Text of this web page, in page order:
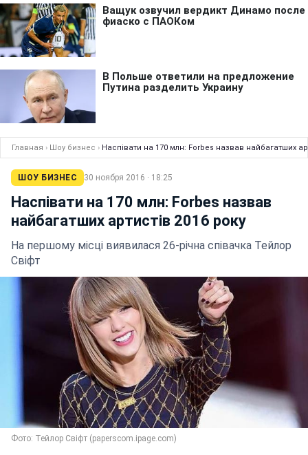
Главная › Шоу бизнес › Наспівати на 170 млн: Forbes назвав найбагатших
ШОУ БИЗНЕС 30 ноября 2016 · 18:25
Наспівати на 170 млн: Forbes назвав
найбагатших артистів 2016 року
На першому місці виявилася 26-річна співачка Тейлор
Свіфт
Фото: Тейлор Свіфт (paperscom.ipage.com)